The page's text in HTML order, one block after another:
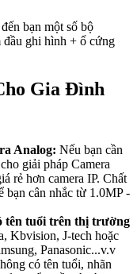
bạn một số bộ
đầu ghi hình + ổ cứng
Gia Đình
Analog: Nếu bạn cần
giải pháp Camera
rẻ hơn camera IP. Chất
bạn cân nhắc từ 1.0MP -
tên tuổi trên thị trường
Kbvision, J-tech hoặc
Panasonic...v.v
có tên tuổi, nhãn